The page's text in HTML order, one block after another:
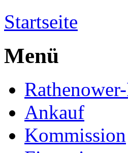
Startseite
Menü
Ankauf
Kommission